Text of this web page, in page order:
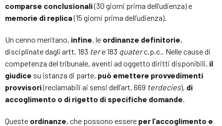
comparse conclusionali(30 giorni prima dell’udienza) e
memorie di replica(15 giorni prima dell’udienza).
Un cenno meritano, infine, le ordinanze definitorie,
disciplinate dagli artt. 183 tere 183 quaterc.p.c.. Nelle cause di
competenza del tribunale, aventi ad oggetto diritti disponibili, il
giudice su istanza di parte, può emettere provvedimenti
provvisori(reclamabili ai sensi dell’art. 669 terdecies), di
accoglimento o di rigetto di specifiche domande.
Queste ordinanze, che possono essere per l’accoglimento e